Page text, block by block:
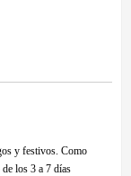
y festivos. Como
los 3 a 7 días